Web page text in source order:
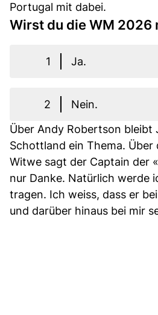
Portugal mit dabei.
Wirst du die WM 2026
1 Ja.
2
Nein.
Über Andy Robertson bleibt
Schottland ein Thema.
Witwe sagt der Captain der
nur Danke. Natürlich werde
tragen. Ich weiss, dass er
und darüber hinaus bei mir